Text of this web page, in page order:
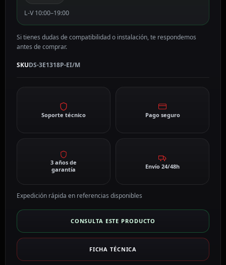
L-V 10:00–19:00
Si tienes dudas de compatibilidad o instalación, te respondemos
antes de comprar.
SKUDS-3E1318P-EI/M
Soporte técnico Pago seguro
3 años de
garantía
Envío 24/48h
Expedición rápida en referencias disponibles
CONSULTA ESTE PRODUCTO
FICHA TÉCNICA